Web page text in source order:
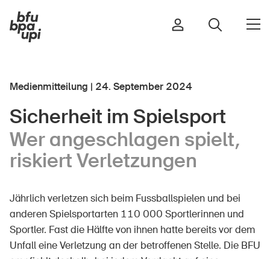
Sport & Bewegung
Zuhause & Garten
Gebäude & Anlagen
In der Kindheit
Im Alter
In der Schule
Medienmitteilung | 24. September 2024
Sicherheit im Spielsport
Wer angeschlagen spielt,
riskiert Verletzungen
Jährlich verletzen sich beim Fussballspielen und bei
anderen Spielsportarten 110 000 Sportlerinnen und
Sportler. Fast die Hälfte von ihnen hatte bereits vor dem
Unfall eine Verletzung an der betroffenen Stelle. Die BFU